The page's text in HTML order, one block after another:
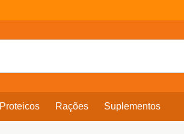
Proteicos Rações Suplementos